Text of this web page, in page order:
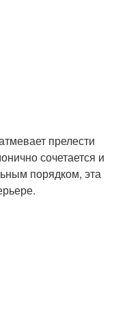
прелести
сочетается и
порядком, эта